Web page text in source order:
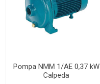
Pompa NMM 1/AE 0,37 kW
Calpeda